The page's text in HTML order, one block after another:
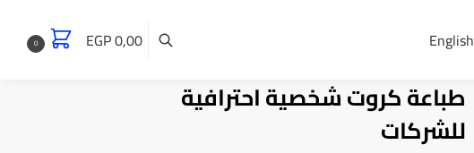
English
0,00
EGP
0
طباعة كروت شخصية احترافية
للشركات